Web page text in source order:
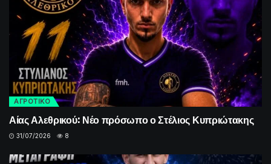
ΑΓΡΟΤΙΚΟ
Αίας Αλεθρικού: Νέο πρόσωπο ο Στέλιος Κυπριώτακης
31/07/2026 8